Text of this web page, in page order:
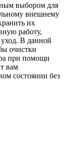
выбором для
внешнему
их
работу,
В данной
очистки
при помощи
вам
состоянии без